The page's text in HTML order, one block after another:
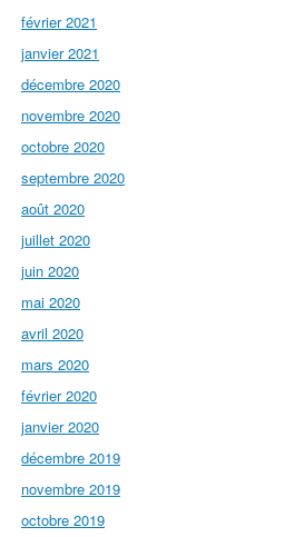
février 2021
janvier 2021
décembre 2020
novembre 2020
octobre 2020
septembre 2020
août 2020
juillet 2020
juin 2020
mai 2020
avril 2020
mars 2020
février 2020
janvier 2020
décembre 2019
novembre 2019
octobre 2019